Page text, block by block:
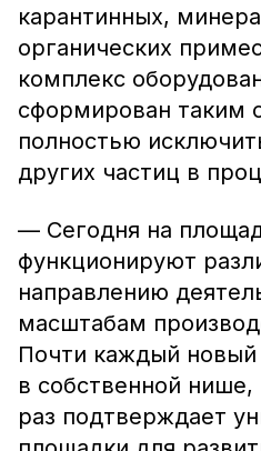
карантинных,
органических
комплекс
сформирован таким
полностью
других частиц в
— Сегодня на
функционируют
направлению
масштабам
Почти каждый новый
в собственной
раз подтверждает